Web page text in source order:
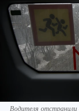
Водителя